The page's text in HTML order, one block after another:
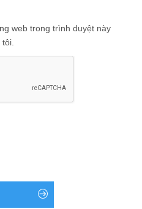
web trong trình duyệt này